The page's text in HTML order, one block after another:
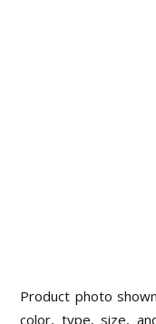
* Product photo
color, type, size,